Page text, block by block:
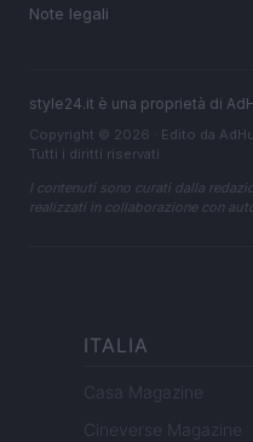
Note legali
style24.it è una proprietà di
Copyright © 2026 · Edito da
Tutti i diritti riservati
I contenuti sono curati dalla
realizzati in collaborazione con
ITALIA
Casa Magazine
Cineverse Magazine